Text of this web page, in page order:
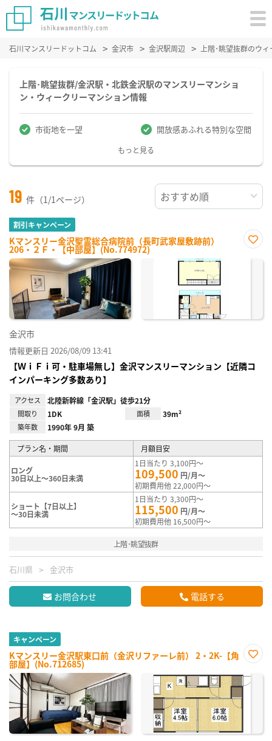
石川マンスリードットコム 金沢市 金沢駅周辺 上階･眺望抜群のウ
上階･眺望抜群/金沢駅・北鉄金沢駅のマンスリーマンショ
ン・ウィークリーマンション情報
市街地を一望 開放感あふれる特別な空間
もっと見る
19 件（1/1ページ）
割引キャンペーン
Kマンスリー金沢聖霊総合病院前（長町武家屋敷跡前）
206・２Ｆ・【中部屋】(No.774972)
に入
金沢市
情報更新日 2026/08/09 13:41
【ＷｉＦｉ可・駐車場無し】金沢マンスリーマンション【近隣コ
インパーキング多数あり】
アクセス 北陸新幹線「金沢駅」徒歩21分
間取り 1DK 面積 39m²
築年数 1990年 9月 築
プラン名・期間 月額目安
ロング
30日以上～360日未満
1日当たり 3,100円～
109,500 円/月～
初期費用他 22,000円～
ショート【7日以上】
～30日未満
1日当たり 3,300円～
115,500 円/月～
初期費用他 16,500円～
上階･眺望抜群
石川県 金沢市
お問合わせ 電話する
キャンペーン
Kマンスリー金沢駅東口前（金沢リファーレ前） 2・2K-【角
部屋】(No.712685)
に入
り登